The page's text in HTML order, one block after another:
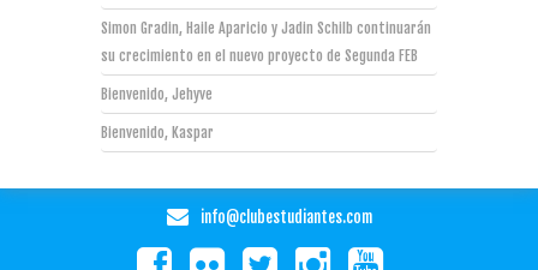
Simon Gradin, Haile Aparicio y Jadin Schilb continuarán
su crecimiento en el nuevo proyecto de Segunda FEB
Bienvenido, Jehyve
Bienvenido, Kaspar
info@clubestudiantes.com